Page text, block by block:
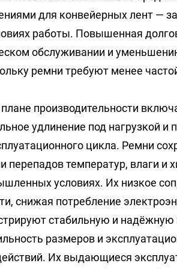
для конвейерных лент —
работы. Повышенная
обслуживании и
ремни требуют менее
производительности
удлинение под нагрузкой и
цикла. Ремни
перепадов температур, влаги и
условиях. Их низкое
снижая потребление
стабильную и
размеров и
Их выдающиеся